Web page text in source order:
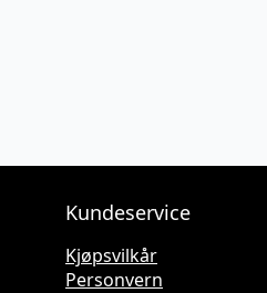
Kundeservice
Kjøpsvilkår
Personvern